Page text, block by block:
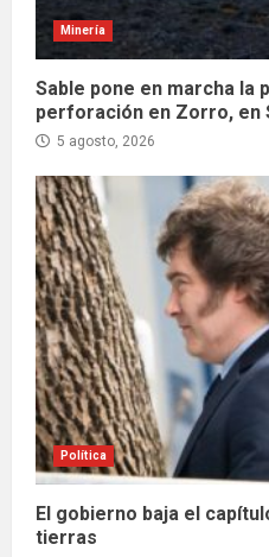
Minería
Sable pone en marcha la
perforación en Zorro, en
5 agosto, 2026
Política
El gobierno baja el
tierras